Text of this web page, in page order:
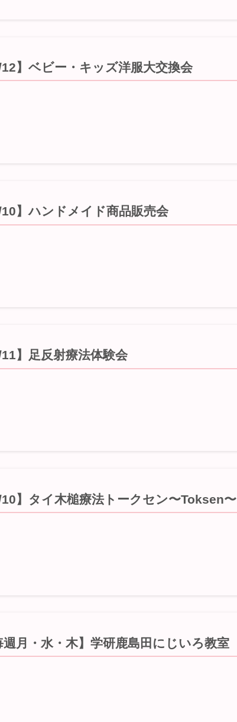
】ベビー・キッズ洋服大交換会
】ハンドメイド商品販売会
】足反射療法体験会
】タイ木槌療法トークセン〜Toksen〜
週月・水・木】学研鹿島田にじいろ教室